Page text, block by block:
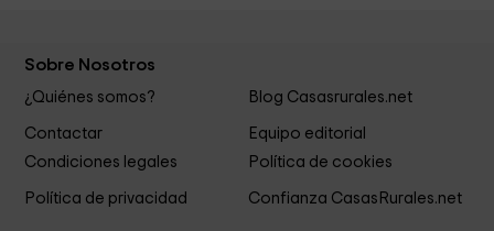
Sobre Nosotros
¿Quiénes somos? Blog Casasrurales.net
Contactar
Equipo editorial
Condiciones legales
Política de cookies
Política de privacidad Confianza CasasRurales.net